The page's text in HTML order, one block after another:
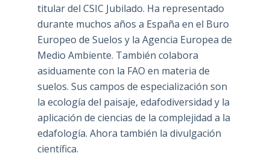
titular del CSIC Jubilado. Ha representado
durante muchos años a España en el Buro
Europeo de Suelos y la Agencia Europea de
Medio Ambiente. También colabora
asiduamente con la FAO en materia de
suelos. Sus campos de especialización son
la ecología del paisaje, edafodiversidad y la
aplicación de ciencias de la complejidad a la
edafología. Ahora también la divulgación
científica.